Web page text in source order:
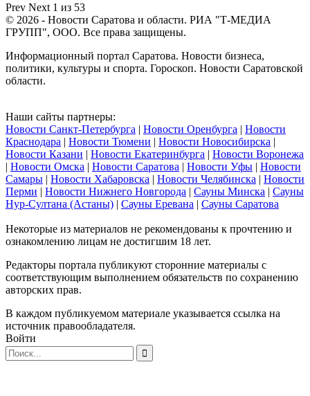
Prev Next 1 из 53
© 2026 - Новости Саратова и области. РИА "Т-МЕДИА
ГРУПП", ООО. Все права защищены.
Информационный портал Саратова. Новости бизнеса,
политики, культуры и спорта. Гороскоп. Новости Саратовской
области.
Наши сайты партнеры:
Новости Санкт-Петербурга | Новости Оренбурга | Новости
Краснодара | Новости Тюмени | Новости Новосибирска |
Новости Казани | Новости Екатеринбурга | Новости Воронежа
| Новости Омска | Новости Саратова | Новости Уфы | Новости
Самары | Новости Хабаровска | Новости Челябинска | Новости
Перми | Новости Нижнего Новгорода | Сауны Минска | Сауны
Нур-Султана (Астаны) | Сауны Еревана | Сауны Саратова
Некоторые из материалов не рекомендованы к прочтению и
ознакомлению лицам не достигшим 18 лет.
Редакторы портала публикуют сторонние материалы с
соответствующим выполнением обязательств по сохранению
авторских прав.
В каждом публикуемом материале указывается ссылка на
источник правообладателя.
Войти